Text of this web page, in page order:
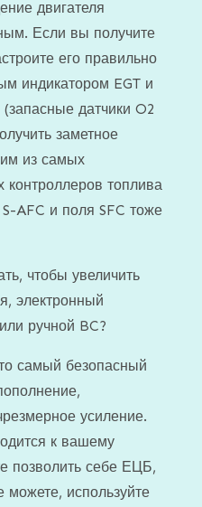
двигателя
Если вы получите
его правильно
индикатором EGT и
датчики O2
заметное
из самых
контроллеров топлива
AFC и поля SFC тоже
чтобы увеличить
электронный
ручной BC?
самый безопасный
усиление.
к вашему
позволить себе ЕЦБ,
можете, используйте